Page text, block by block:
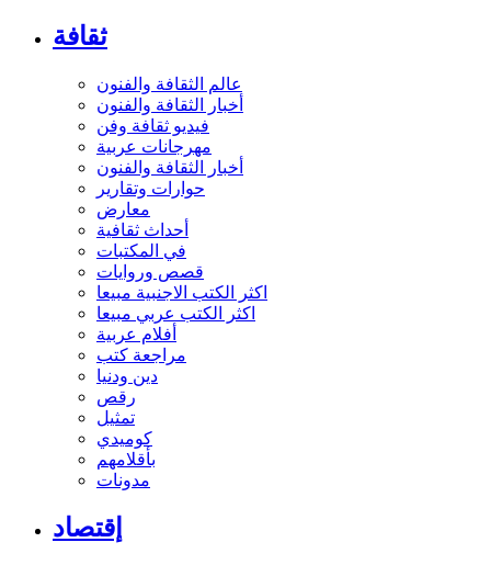
ثقافة
عالم الثقافة والفنون
أخبار الثقافة والفنون
فيديو ثقافة وفن
مهرجانات عربية
أخبار الثقافة والفنون
حوارات وتقارير
معارض
أحداث ثقافية
في المكتبات
قصص وروايات
اكثر الكتب الاجنبية مبيعا
اكثر الكتب عربي مبيعا
أفلام عربية
مراجعة كتب
دين ودنيا
رقص
تمثيل
كوميدي
بأقلامهم
مدونات
إقتصاد